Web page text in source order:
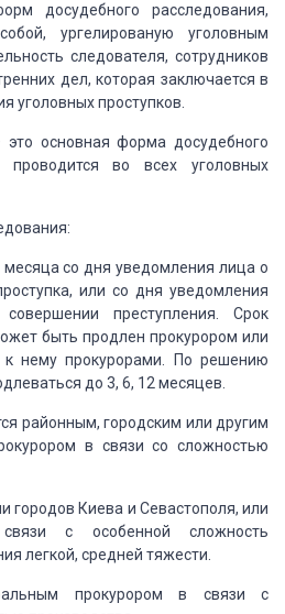
досудебного расследования,
ургелированую уголовным
следователя, сотрудников
дел, которая заключается в
уголовных проступков.
это основная форма досудебного
проводится во всех уголовных
месяца со дня уведомления лица о
или со дня уведомления
совершении преступления. Срок
быть продлен прокурором или
кнему прокурорами. По решению
до 3, 6, 12 месяцев.
районным, городским или другим
в связи со сложностью
городов Киева и Севастополя, или
с особенной сложность
легкой, средней тяжести.
прокурором в связи с